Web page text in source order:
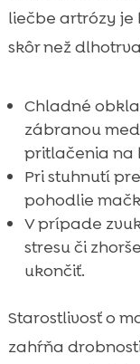
liečbe artrózy
skôr než
Chladné
zábranou
pritlačenia na
Pri stuhnutí
pohodlie
V prípade
stresu či
ukončiť.
Starostlivosť o
zahŕňa